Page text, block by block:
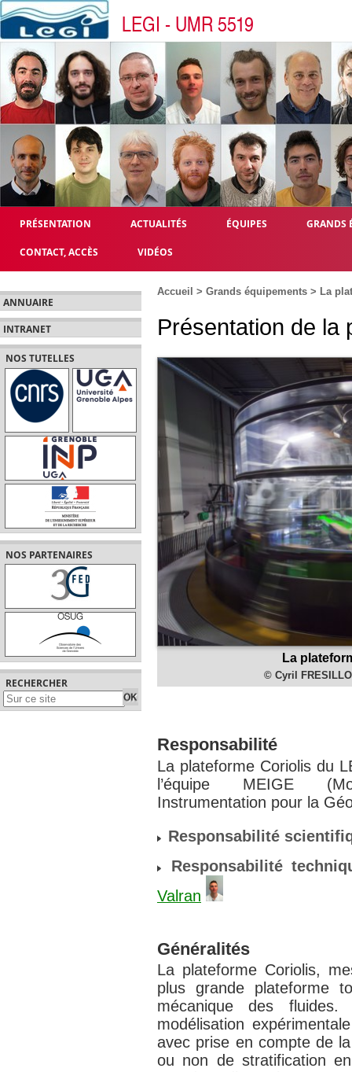
LEGI - UMR 5519
PRÉSENTATION ACTUALITÉS ÉQUIPES GRANDS
CONTACT, ACCÈS VIDÉOS
ANNUAIRE
INTRANET
NOS TUTELLES
NOS PARTENAIRES
RECHERCHER
Accueil > Grands équipements > La
Présentation de la
La
© Cyril
Responsabilité
La plateforme Coriolis du
l’équipe MEIGE
Instrumentation pour la
Responsabilité
Responsabilité
Valran
Généralités
La plateforme Coriolis,
plus grande plateforme
mécanique des
modélisation
avec prise en compte de
ou non de stratification